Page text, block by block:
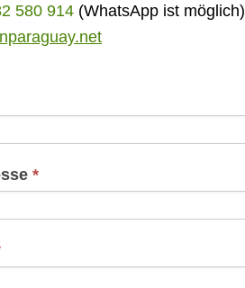
580 914 (WhatsApp ist möglich)
*